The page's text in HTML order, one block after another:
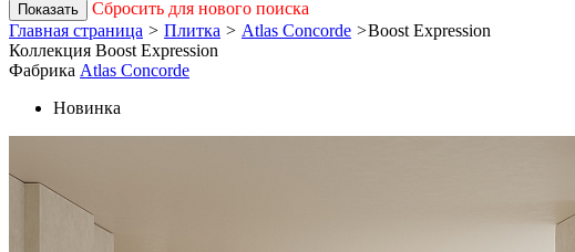
Показать
Сбросить для нового поиска
Главная страница > Плитка > Atlas Concorde >Boost Expression
Коллекция Boost Expression
Фабрика Atlas Concorde
Новинка